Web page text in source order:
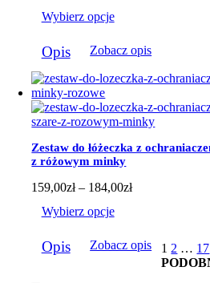
do
Wybierz opcje
produkt
ma
wiele
wariantów.
Opcje
można
wybrać
na
stronie
produktu
Opis Zobacz opis
Zestaw do łóżeczka z
z różowym minky
159,00zł – 184,00złZakres
do
184,00zł
Wybierz opcje
produkt
Opis Zobacz opis 1 2 … 17